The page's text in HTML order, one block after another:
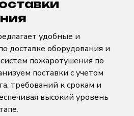
удобные и
доставке оборудования и
пожаротушения по
поставки с учетом
требований к срокам и
высокий уровень